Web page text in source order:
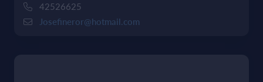
42526625
Josefineror@hotmail.com